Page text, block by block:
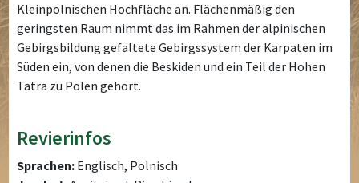
Kleinpolnischen Hochfläche an. Flächenmäßig den
geringsten Raum nimmt das im Rahmen der alpinischen
Gebirgsbildung gefaltete Gebirgssystem der Karpaten im
Süden ein, von denen die Beskiden und ein Teil der Hohen
Tatra zu Polen gehört.
Revierinfos
Sprachen: Englisch, Polnisch